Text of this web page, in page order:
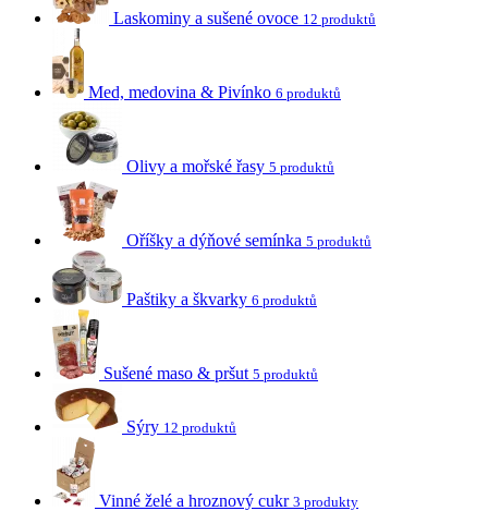
Laskominy a sušené ovoce 12 produktů
Med, medovina & Pivínko 6 produktů
Olivy a mořské řasy 5 produktů
Oříšky a dýňové semínka 5 produktů
Paštiky a škvarky 6 produktů
Sušené maso & pršut 5 produktů
Sýry 12 produktů
Vinné želé a hroznový cukr 3 produkty